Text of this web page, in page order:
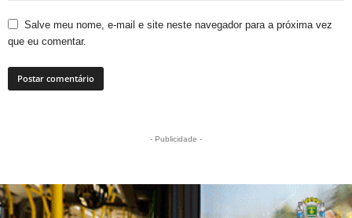
Salve meu nome, e-mail e site neste navegador para a próxima vez
que eu comentar.
- Publicidade -